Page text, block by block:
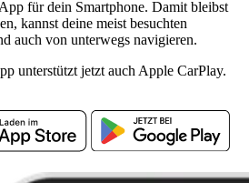
für dein Smartphone. Damit bleibst
kannst deine meist besuchten
auch von unterwegs navigieren.
unterstützt jetzt auch Apple CarPlay.